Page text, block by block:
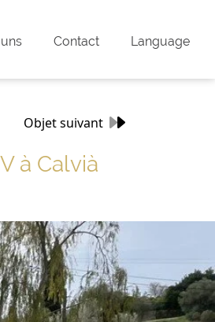
Contact Language
Objet suivant
à Calvià